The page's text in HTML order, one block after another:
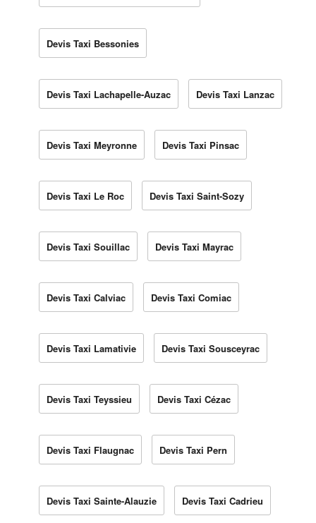
Devis Taxi Bessonies
Devis Taxi Lachapelle-Auzac Devis Taxi Lanzac
Devis Taxi Meyronne Devis Taxi Pinsac
Devis Taxi Le Roc Devis Taxi Saint-Sozy
Devis Taxi Souillac Devis Taxi Mayrac
Devis Taxi Calviac Devis Taxi Comiac
Devis Taxi Lamativie Devis Taxi Sousceyrac
Devis Taxi Teyssieu Devis Taxi Cézac
Devis Taxi Flaugnac Devis Taxi Pern
Devis Taxi Sainte-Alauzie Devis Taxi Cadrieu